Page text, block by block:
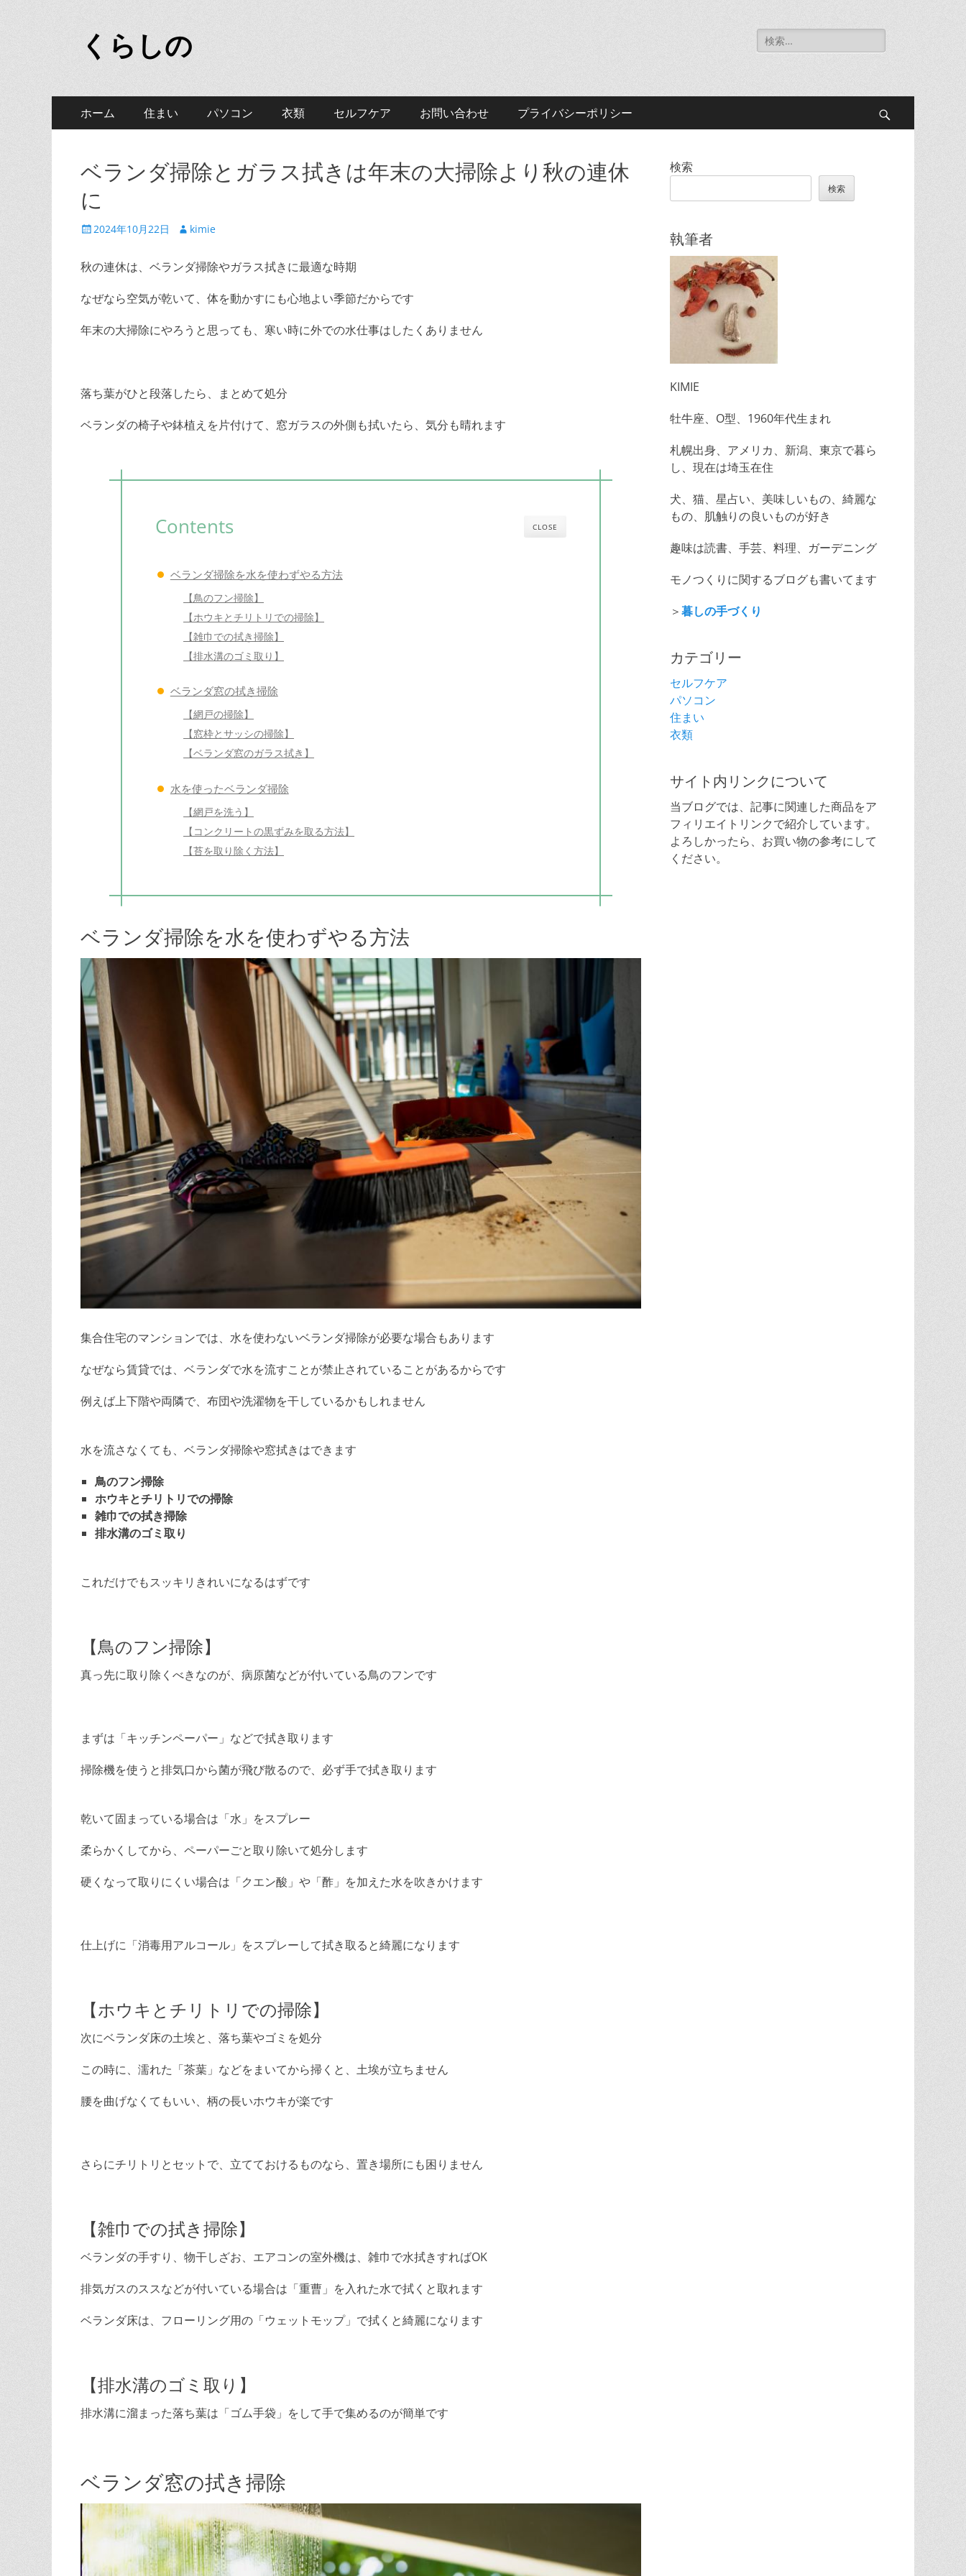
くらしの
検
索:
メ
イ
ニ
ュ
ー
ホーム 住まい パソコン 衣類 セルフケア お問い合わせ プライバシーポリシー
ベランダ掃除とガラス拭きは年末の大掃除より秋の連休
に
投
日
2024年10月22日
投 kimie
秋の連休は、ベランダ掃除やガラス拭きに最適な時期
なぜなら空気が乾いて、体を動かすにも心地よい季節だからです
年末の大掃除にやろうと思っても、寒い時に外での水仕事はしたくありません
落ち葉がひと段落したら、まとめて処分
ベランダの椅子や鉢植えを片付けて、窓ガラスの外側も拭いたら、気分も晴れます
CLOSE
Contents
ベランダ掃除を水を使わずやる方法
【鳥のフン掃除】
【ホウキとチリトリでの掃除】
【雑巾での拭き掃除】
【排水溝のゴミ取り】
ベランダ窓の拭き掃除
【網戸の掃除】
【窓枠とサッシの掃除】
【ベランダ窓のガラス拭き】
水を使ったベランダ掃除
【網戸を洗う】
【コンクリートの黒ずみを取る方法】
【苔を取り除く方法】
ベランダ掃除を水を使わずやる方法
集合住宅のマンションでは、水を使わないベランダ掃除が必要な場合もあります
なぜなら賃貸では、ベランダで水を流すことが禁止されていることがあるからです
例えば上下階や両隣で、布団や洗濯物を干しているかもしれません
水を流さなくても、ベランダ掃除や窓拭きはできます
鳥のフン掃除
ホウキとチリトリでの掃除
雑巾での拭き掃除
排水溝のゴミ取り
これだけでもスッキリきれいになるはずです
【鳥のフン掃除】
真っ先に取り除くべきなのが、病原菌などが付いている鳥のフンです
まずは「キッチンペーパー」などで拭き取ります
掃除機を使うと排気口から菌が飛び散るので、必ず手で拭き取ります
乾いて固まっている場合は「水」をスプレー
柔らかくしてから、ペーパーごと取り除いて処分します
硬くなって取りにくい場合は「クエン酸」や「酢」を加えた水を吹きかけます
仕上げに「消毒用アルコール」をスプレーして拭き取ると綺麗になります
【ホウキとチリトリでの掃除】
次にベランダ床の土埃と、落ち葉やゴミを処分
この時に、濡れた「茶葉」などをまいてから掃くと、土埃が立ちません
腰を曲げなくてもいい、柄の長いホウキが楽です
さらにチリトリとセットで、立てておけるものなら、置き場所にも困りません
【雑巾での拭き掃除】
ベランダの手すり、物干しざお、エアコンの室外機は、雑巾で水拭きすればOK
排気ガスのススなどが付いている場合は「重曹」を入れた水で拭くと取れます
ベランダ床は、フローリング用の「ウェットモップ」で拭くと綺麗になります
【排水溝のゴミ取り】
排水溝に溜まった落ち葉は「ゴム手袋」をして手で集めるのが簡単です
ベランダ窓の拭き掃除
検索
検索
執筆者
KIMIE
牡牛座、O型、1960年代生まれ
札幌出身、アメリカ、新潟、東京で暮ら
し、現在は埼玉在住
犬、猫、星占い、美味しいもの、綺麗な
もの、肌触りの良いものが好き
趣味は読書、手芸、料理、ガーデニング
モノつくりに関するブログも書いてます
＞暮しの手づくり
カテゴリー
セルフケア
パソコン
住まい
衣類
サイト内リンクについて
当ブログでは、記事に関連した商品をア
フィリエイトリンクで紹介しています。
よろしかったら、お買い物の参考にして
ください。